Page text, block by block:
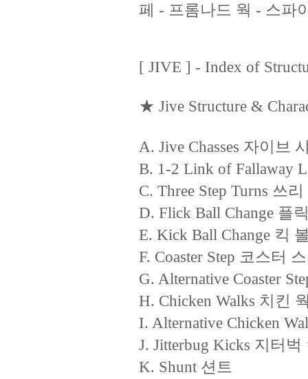
페 - 프롬나드 웍 - 스파
[ JIVE ] - Index of
★ Jive Structure &
A. Jive Chasses 자이브
B. 1-2 Link of Fallaway
C. Three Step Turns 쓰
D. Flick Ball Change 플
E. Kick Ball Change 킥
F. Coaster Step 코스터
G. Alternative Coaster
H. Chicken Walks 치킨
I. Alternative Chicken
J. Jitterbug Kicks 지터벅
K. Shunt 션트